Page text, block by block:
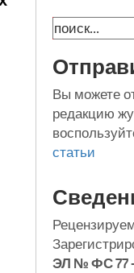
Вы можете
редакцию
статьи
ЭЛ № ФС 77 -